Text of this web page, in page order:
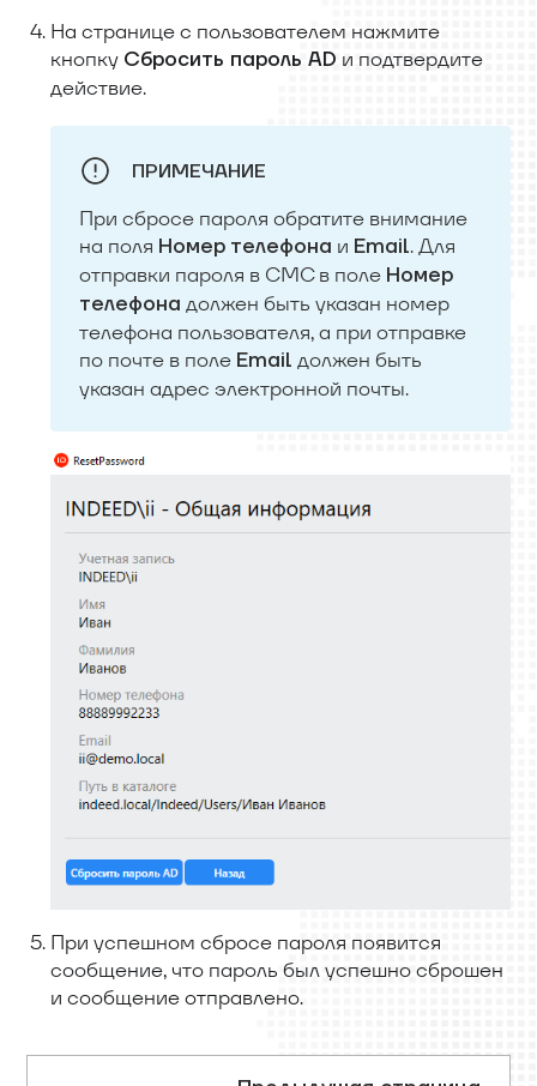
На странице с пользователем нажмите
кнопку Сбросить пароль AD и подтвердите
действие.
ПРИМЕЧАНИЕ
При сбросе пароля обратите внимание
на поля Номер телефона и Email. Для
отправки пароля в СМС в поле Номер
телефона должен быть указан номер
телефона пользователя, а при отправке
по почте в поле Email должен быть
указан адрес электронной почты.
При успешном сбросе пароля появится
сообщение, что пароль был успешно сброшен
и сообщение отправлено.